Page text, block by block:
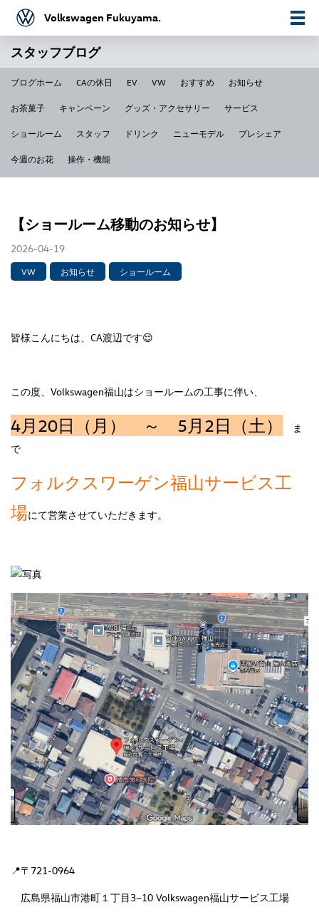
Volkswagen Fukuyama.
スタッフブログ
ブログホーム CAの休日 EV VW おすすめ お知らせ
お茶菓子 キャンペーン グッズ・アクセサリー サービス
ショールーム スタッフ ドリンク ニューモデル プレシェア
今週のお花 操作・機能
【ショールーム移動のお知らせ】
2026-04-19
VW お知らせ ショールーム
皆様こんにちは、CA渡辺です😌
この度、Volkswagen福山はショールームの工事に伴い、
4月20日（月） ～ 5月2日（土）
ま
で
フォルクスワーゲン福山サービス工
場にて営業させていただきます。
📍〒721-0964
広島県福山市港町１丁目3−10 Volkswagen福山サービス工場